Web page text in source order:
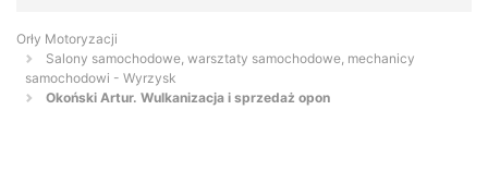
Orły Motoryzacji
Salony samochodowe, warsztaty samochodowe, mechanicy
samochodowi - Wyrzysk
Okoński Artur. Wulkanizacja i sprzedaż opon